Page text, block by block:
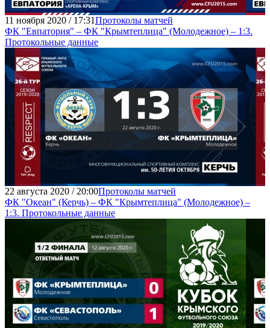
11 ноября 2020 / 17:31Протоколы матчей
ФК "Евпатория" – ФК "Крымтеплица" (Молодежное) – 1:3.
Протокольные данные
22 августа 2020 / 20:00Протоколы матчей
ФК "Океан" (Керчь) – ФК "Крымтеплица" (Молодежное) –
1:3. Протокольные данные